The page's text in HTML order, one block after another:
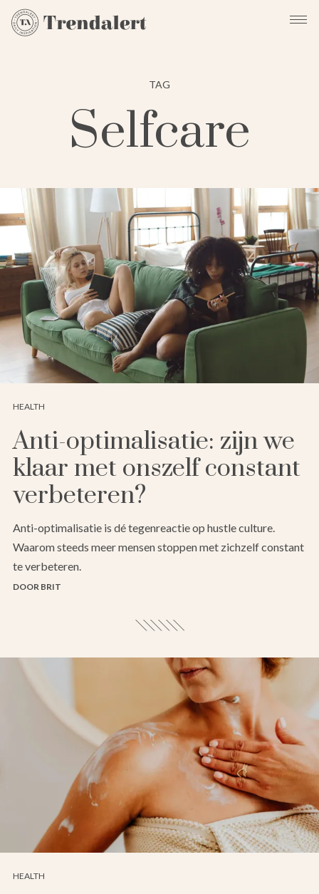
TAG
Selfcare
HEALTH
Anti-optimalisatie: zijn we
klaar met onszelf constant
verbeteren?
Anti-optimalisatie is dé tegenreactie op hustle culture.
Waarom steeds meer mensen stoppen met zichzelf constant
te verbeteren.
DOOR BRIT
HEALTH